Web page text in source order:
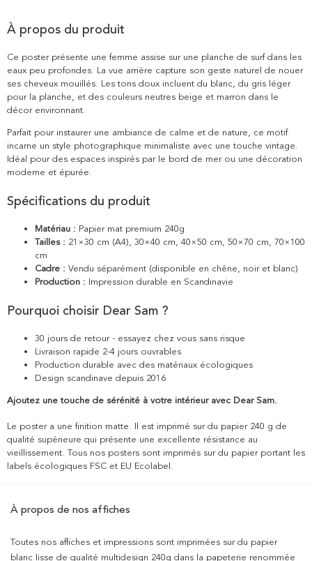
À propos du produit
Ce poster présente une femme assise sur une planche de surf dans les
eaux peu profondes. La vue arrière capture son geste naturel de nouer
ses cheveux mouillés. Les tons doux incluent du blanc, du gris léger
pour la planche, et des couleurs neutres beige et marron dans le
décor environnant.
Parfait pour instaurer une ambiance de calme et de nature, ce motif
incarne un style photographique minimaliste avec une touche vintage.
Idéal pour des espaces inspirés par le bord de mer ou une décoration
moderne et épurée.
Spécifications du produit
Matériau : Papier mat premium 240g
Tailles : 21×30 cm (A4), 30×40 cm, 40×50 cm, 50×70 cm, 70×100
cm
Cadre : Vendu séparément (disponible en chêne, noir et blanc)
Production : Impression durable en Scandinavie
Pourquoi choisir Dear Sam ?
30 jours de retour - essayez chez vous sans risque
Livraison rapide 2-4 jours ouvrables
Production durable avec des matériaux écologiques
Design scandinave depuis 2016
Ajoutez une touche de sérénité à votre intérieur avec Dear Sam.
Le poster a une finition matte. Il est imprimé sur du papier 240 g de
qualité supérieure qui présente une excellente résistance au
vieillissement. Tous nos posters sont imprimés sur du papier portant les
labels écologiques FSC et EU Ecolabel.
À propos de nos affiches
Toutes nos affiches et impressions sont imprimées sur du papier
blanc lisse de qualité multidesign 240g dans la papeterie renommée